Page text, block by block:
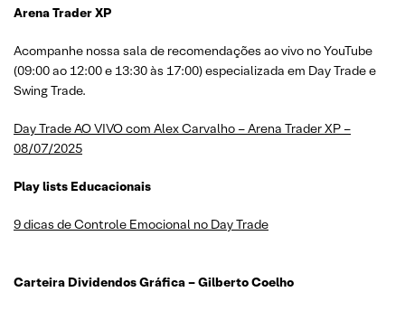
Arena Trader XP
Acompanhe nossa sala de recomendações ao vivo no YouTube
(09:00 ao 12:00 e 13:30 às 17:00) especializada em Day Trade e
Swing Trade.
Day Trade AO VIVO com Alex Carvalho – Arena Trader XP –
08/07/2025
Play lists Educacionais
9 dicas de Controle Emocional no Day Trade
Carteira Dividendos Gráfica – Gilberto Coelho